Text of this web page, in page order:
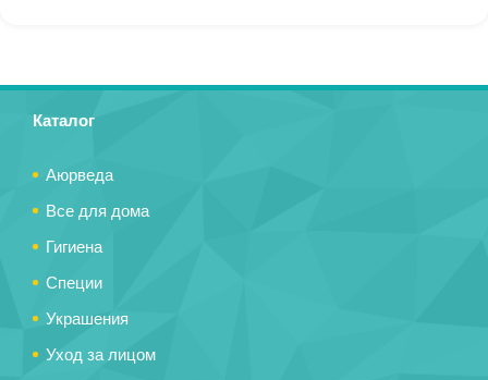
Каталог
Аюрведа
Все для дома
Гигиена
Специи
Украшения
Уход за лицом